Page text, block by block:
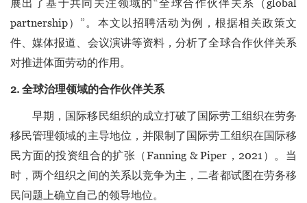
展出了基于共同关注领域的“全球合作伙伴关系（global
partnership）”。本文以招聘活动为例，根据相关政策文
件、媒体报道、会议演讲等资料，分析了全球合作伙伴关系
对推进体面劳动的作用。
2. 全球治理领域的合作伙伴关系
早期，国际移民组织的成立打破了国际劳工组织在劳务
移民管理领域的主导地位，并限制了国际劳工组织在国际移
民方面的投资组合的扩张（Fanning & Piper，2021）。当
时，两个组织之间的关系以竞争为主，二者都试图在劳务移
民问题上确立自己的领导地位。